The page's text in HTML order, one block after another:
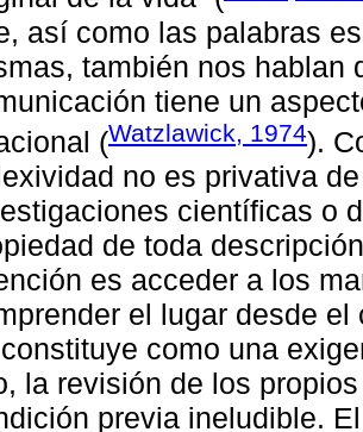
así como las palabras
también nos hablan
tiene un
(Watzlawick, 1974).
no es privativa
científicas o
de toda
es acceder a los
el lugar desde
como una
la revisión de los
previa ineludible.